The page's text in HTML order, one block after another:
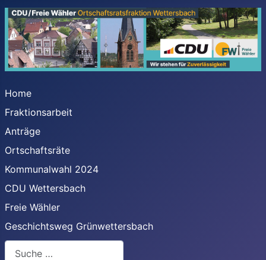
Home
Fraktionsarbeit
Anträge
Ortschaftsräte
Kommunalwahl 2024
CDU Wettersbach
Freie Wähler
Geschichtsweg Grünwettersbach
Suchen